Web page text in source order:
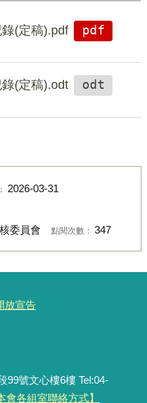
(定稿).pdf
pdf
(定稿).odt
odt
2026-03-31
委員會 點閱次數： 347
放宣告
99號文心樓6樓 Tel:04-
會各組室聯絡方式】